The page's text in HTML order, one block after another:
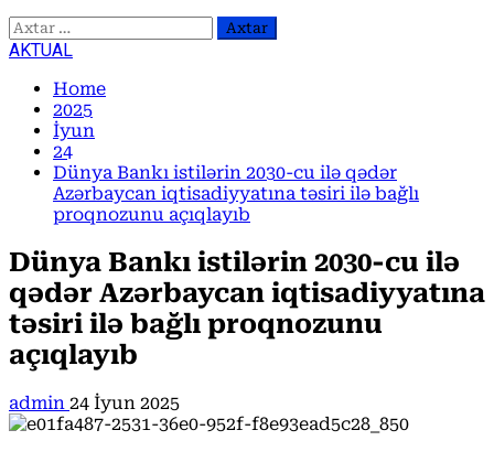
Axtarış:
AKTUAL
Home
2025
İyun
24
Dünya Bankı istilərin 2030-cu ilə qədər
Azərbaycan iqtisadiyyatına təsiri ilə bağlı
proqnozunu açıqlayıb
Dünya Bankı istilərin 2030-cu ilə
qədər Azərbaycan iqtisadiyyatına
təsiri ilə bağlı proqnozunu
açıqlayıb
admin 24 İyun 2025